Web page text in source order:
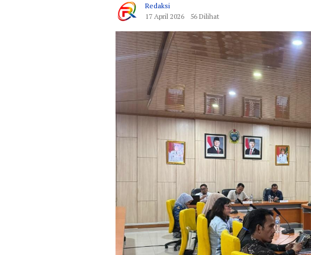
Redaksi
17 April 2026
56 Dilihat